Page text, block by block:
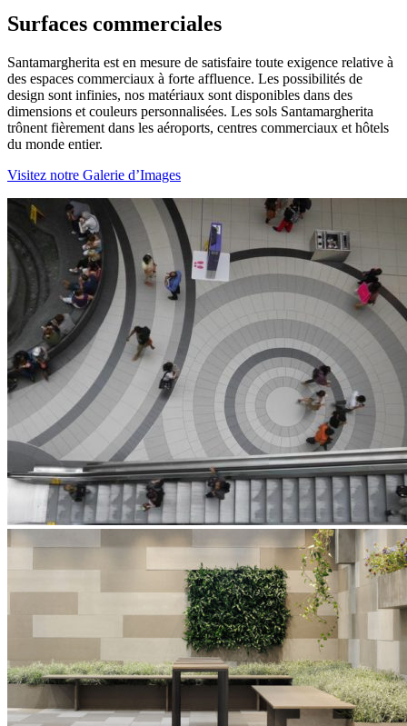
Surfaces commerciales
Santamargherita est en mesure de satisfaire toute exigence relative à
des espaces commerciaux à forte affluence. Les possibilités de
design sont infinies, nos matériaux sont disponibles dans des
dimensions et couleurs personnalisées. Les sols Santamargherita
trônent fièrement dans les aéroports, centres commerciaux et hôtels
du monde entier.
Visitez notre Galerie d’Images